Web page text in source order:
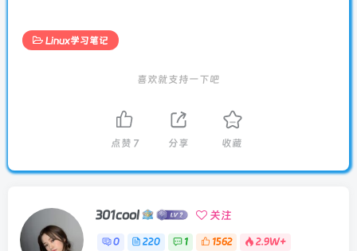
Linux学习笔记
喜欢就支持一下吧
点赞 7 分享 收藏
301cool 关注
0 220 1 1562 2.9W+